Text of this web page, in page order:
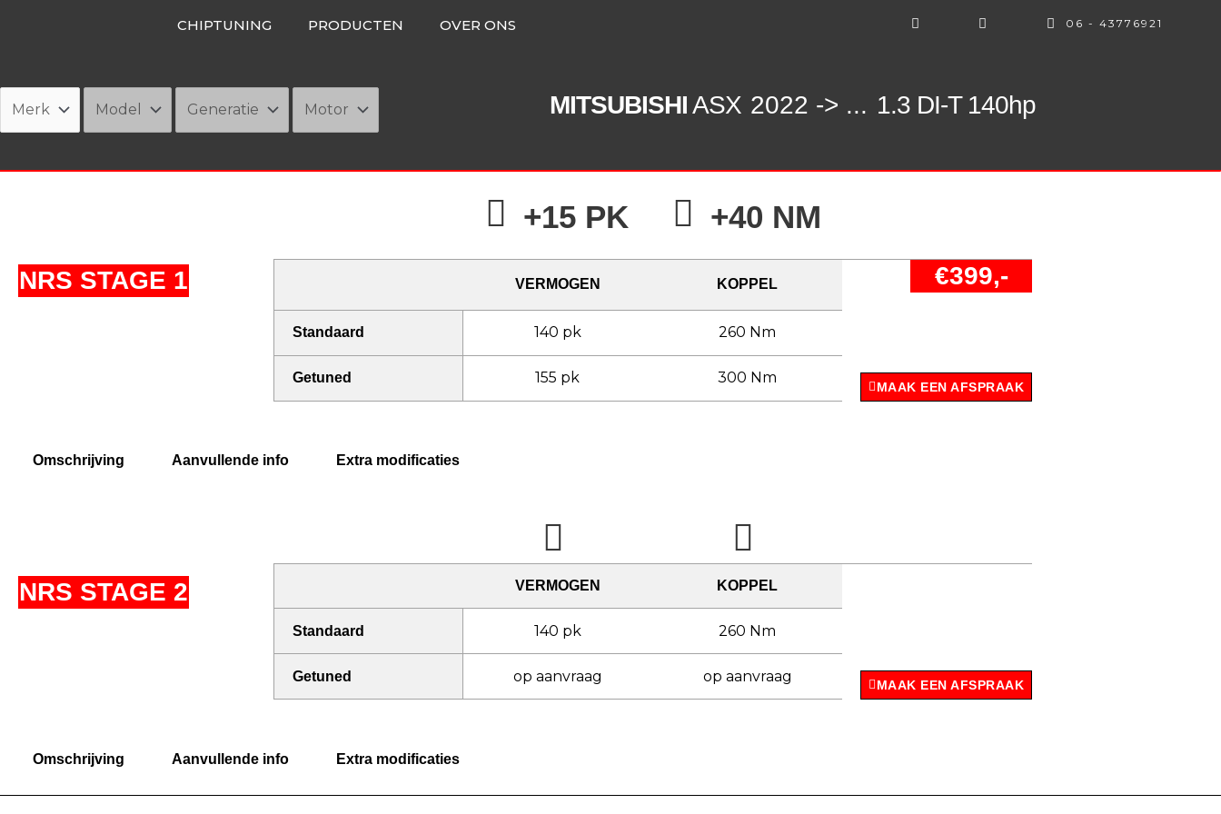
CHIPTUNING PRODUCTEN OVER ONS 06 - 43776921
MITSUBISHIASX 2022 -> ... 1.3 DI-T 140hp
NRS STAGE 1
+15 PK +40 NM
VERMOGEN KOPPEL €399,-
Standaard 140 pk 260 Nm
Getuned 155 pk 300 Nm
MAAK EEN AFSPRAAK
Omschrijving Aanvullende info Extra modificaties
NRS STAGE 2 VERMOGEN KOPPEL
Standaard 140 pk 260 Nm
Getuned op aanvraag op aanvraag
MAAK EEN AFSPRAAK
Omschrijving Aanvullende info Extra modificaties